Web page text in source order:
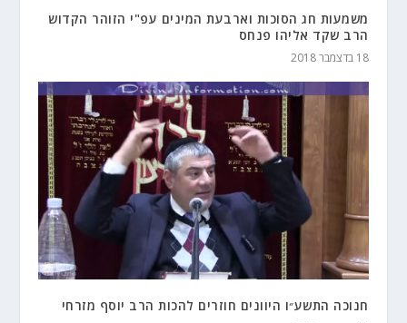
משמעות חג הסוכות וארבעת המינים עפ"י הזוהר הקדוש
הרב שקד אליהו פנחס
18 בדצמבר 2018
חנוכה התשע״ו היוונים חוזרים להכות הרב יוסף מזרחי